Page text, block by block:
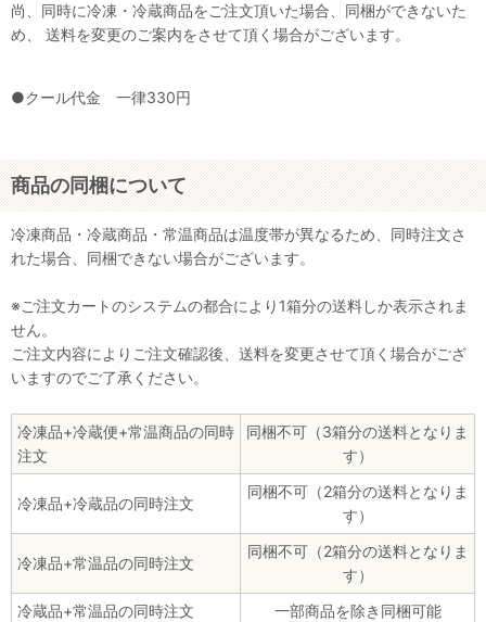
尚、同時に冷凍・冷蔵商品をご注文頂いた場合、同梱ができないた
め、 送料を変更のご案内をさせて頂く場合がございます。
●クール代金 一律330円
商品の同梱について
冷凍商品・冷蔵商品・常温商品は温度帯が異なるため、同時注文さ
れた場合、同梱できない場合がございます。
※ご注文カートのシステムの都合により1箱分の送料しか表示されま
せん。
ご注文内容によりご注文確認後、送料を変更させて頂く場合がござ
いますのでご了承ください。
冷凍品+冷蔵便+常温商品の同時
注文
同梱不可（3箱分の送料となりま
す）
冷凍品+冷蔵品の同時注文
同梱不可（2箱分の送料となりま
す）
冷凍品+常温品の同時注文
同梱不可（2箱分の送料となりま
す）
冷蔵品+常温品の同時注文
一部商品を除き同梱可能